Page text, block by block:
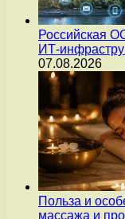
Российская
ИТ-
07.08.2026
Польза и
массажа и